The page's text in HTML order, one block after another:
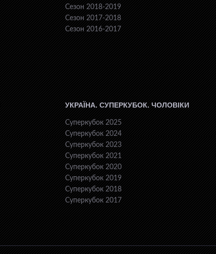
Сезон 2018-2019
Сезон 2017-2018
Сезон 2016-2017
УКРАЇНА. СУПЕРКУБОК. ЧОЛОВІКИ
Суперкубок 2025
Суперкубок 2024
Суперкубок 2023
Суперкубок 2021
Суперкубок 2020
Суперкубок 2019
Суперкубок 2018
Суперкубок 2017